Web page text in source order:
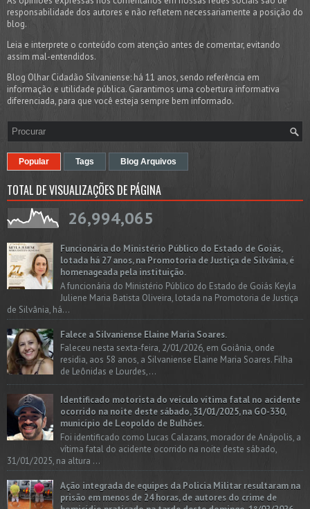
responsabilidade dos autores e não refletem necessariamente a posição do
blog.
Leia e interprete o conteúdo com atenção antes de comentar, evitando
assim mal-entendidos.
Blog Olhar Cidadão Silvaniense: há 11 anos, sendo referência em
informação e utilidade pública. Garantimos uma cobertura informativa
diferenciada, para que você esteja sempre bem informado.
Popular Tags Blog Arquivos
TOTAL DE VISUALIZAÇÕES DE PÁGINA
26,994,065
Funcionária do Ministério Público do Estado de Goiás,
lotada há 27 anos, na Promotoria de Justiça de Silvânia, é
homenageada pela instituição.
A funcionária do Ministério Público do Estado de Goiás Keyla
Juliene Maria Batista Oliveira, lotada na Promotoria de Justiça
de Silvânia, há...
Falece a Silvaniense Elaine Maria Soares.
Faleceu nesta sexta-feira, 2/01/2026, em Goiânia, onde
residia, aos 58 anos, a Silvaniense Elaine Maria Soares. Filha
de Leônidas e Lourdes,...
Identificado motorista do veículo vítima fatal no acidente
ocorrido na noite deste sábado, 31/01/2025, na GO-330,
município de Leopoldo de Bulhões.
Foi identificado como Lucas Calazans, morador de Anápolis, a
vítima fatal do acidente ocorrido na noite deste sábado,
31/01/2025, na altura ...
Ação integrada de equipes da Policia Militar resultaram na
prisão em menos de 24 horas, de autores do crime de